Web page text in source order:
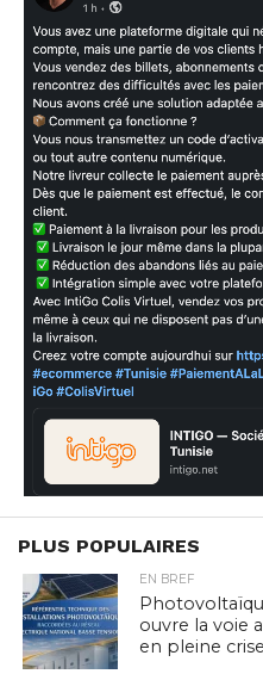
PLUS POPULAIRES
EN BREF
ouvre la voie
en pleine